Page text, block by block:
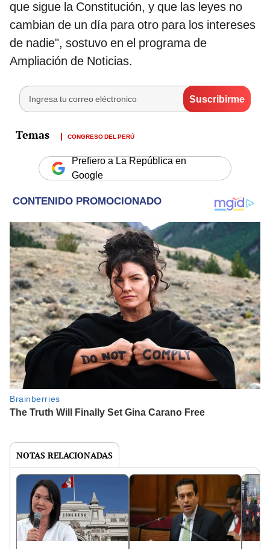
que sigue la Constitución, y que las leyes no
cambian de un día para otro para los intereses
de nadie", sostuvo en el programa de
Ampliación de Noticias.
CONGRESO DEL PERÚ
Prefiero a La República en
Google
NOTAS RELACIONADAS